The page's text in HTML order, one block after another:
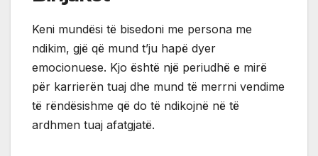
Keni mundësi të bisedoni me persona me
ndikim, gjë që mund t’ju hapë dyer
emocionuese. Kjo është një periudhë e mirë
për karrierën tuaj dhe mund të merrni vendime
të rëndësishme që do të ndikojnë në të
ardhmen tuaj afatgjatë.